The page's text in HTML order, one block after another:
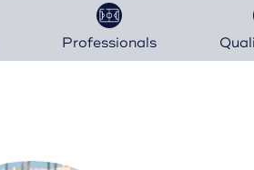
Professionals